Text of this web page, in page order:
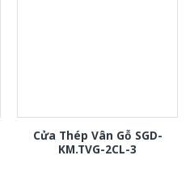
Cửa Thép Vân Gỗ SGD-
KM.TVG-2CL-3